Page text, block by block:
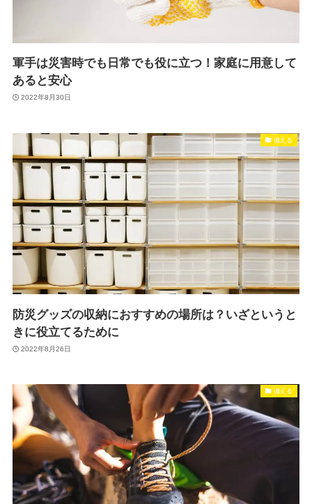
軍手は災害時でも日常でも役に立つ！家庭に用意して
あると安心
2022年8月30日
備える
防災グッズの収納におすすめの場所は？いざというと
きに役立てるために
2022年8月26日
備える